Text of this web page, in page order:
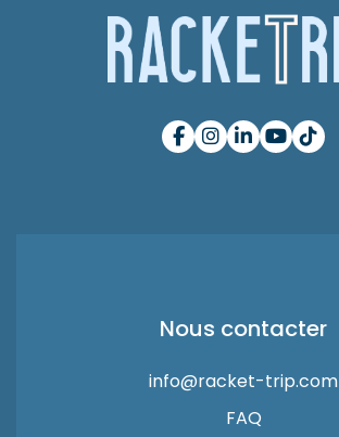
Nous contacter
info@racket-trip.com
FAQ